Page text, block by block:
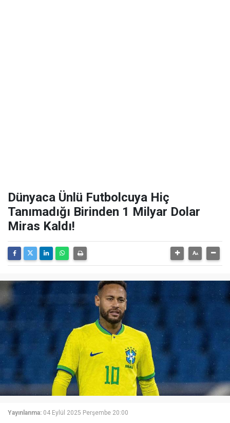
Dünyaca Ünlü Futbolcuya Hiç
Tanımadığı Birinden 1 Milyar Dolar
Miras Kaldı!
Yayınlanma: 04 Eylül 2025 Perşembe 20:00